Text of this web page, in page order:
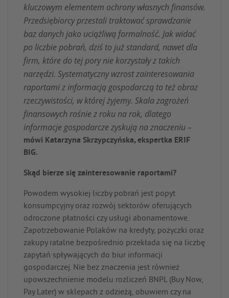
kluczowym elementem ochrony własnych finansów.
Przedsiębiorcy przestali traktować sprawdzanie
baz danych jako uciążliwą formalność. Jak widać
po liczbie pobrań, dziś to już standard, nawet dla
firm, które do tej pory nie korzystały z takich
narzędzi. Systematyczny wzrost zainteresowania
raportami z informacją gospodarczą to też obraz
rzeczywistości, w której żyjemy. Skala zagrożeń
finansowych rośnie z roku na rok, dlatego
informacje gospodarcze zyskują na znaczeniu –
mówi Katarzyna Skrzypczyńska, ekspertka ERIF
BIG.
Skąd bierze się zainteresowanie raportami?
Powodem wysokiej liczby pobrań jest popyt
konsumpcyjny oraz rozwój sektorów oferujących
odroczone płatności czy usługi abonamentowe.
Zapotrzebowanie Polaków na kredyty, pożyczki oraz
zakupy ratalne bezpośrednio przekłada się na liczbę
zapytań spływających do biur informacji
gospodarczej. Nie bez znaczenia jest również
upowszechnienie modelu rozliczeń BNPL (Buy Now,
Pay Later) w sklepach z odzieżą, obuwiem czy na